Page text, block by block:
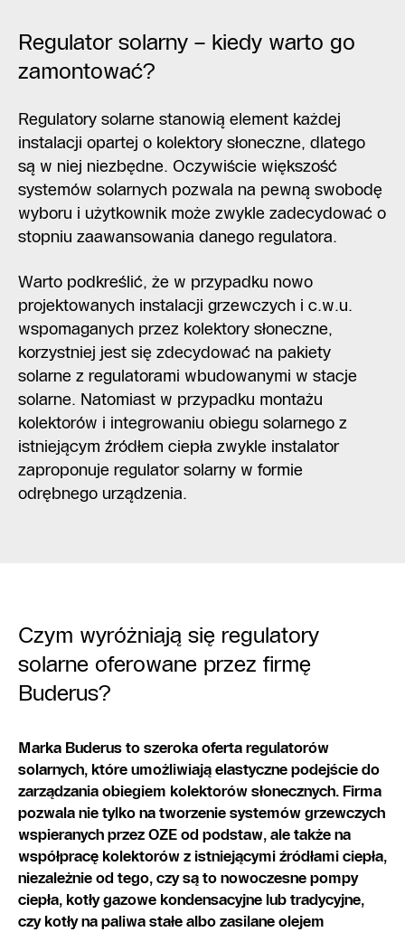
Regulator solarny – kiedy warto go
zamontować?
Regulatory solarne stanowią element każdej
instalacji opartej o kolektory słoneczne, dlatego
są w niej niezbędne. Oczywiście większość
systemów solarnych pozwala na pewną swobodę
wyboru i użytkownik może zwykle zadecydować o
stopniu zaawansowania danego regulatora.
Warto podkreślić, że w przypadku nowo
projektowanych instalacji grzewczych i c.w.u.
wspomaganych przez kolektory słoneczne,
korzystniej jest się zdecydować na pakiety
solarne z regulatorami wbudowanymi w stacje
solarne. Natomiast w przypadku montażu
kolektorów i integrowaniu obiegu solarnego z
istniejącym źródłem ciepła zwykle instalator
zaproponuje regulator solarny w formie
odrębnego urządzenia.
Czym wyróżniają się regulatory
solarne oferowane przez firmę
Buderus?
Marka Buderus to szeroka oferta regulatorów
solarnych, które umożliwiają elastyczne podejście do
zarządzania obiegiem kolektorów słonecznych. Firma
pozwala nie tylko na tworzenie systemów grzewczych
wspieranych przez OZE od podstaw, ale także na
współpracę kolektorów z istniejącymi źródłami ciepła,
niezależnie od tego, czy są to nowoczesne pompy
ciepła, kotły gazowe kondensacyjne lub tradycyjne,
czy kotły na paliwa stałe albo zasilane olejem